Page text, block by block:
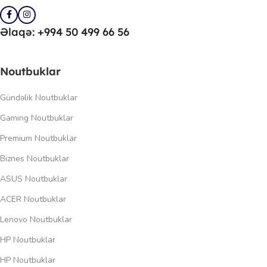
Əlaqə: +994 50 499 66 56
Noutbuklar
Gündəlik Noutbuklar
Gaming Noutbuklar
Premium Noutbuklar
Biznes Noutbuklar
ASUS Noutbuklar
ACER Noutbuklar
Lenovo Noutbuklar
HP Noutbuklar
HP Noutbuklar